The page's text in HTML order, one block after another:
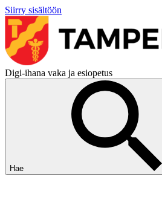
Siirry sisältöön
Digi-ihana vaka ja esiopetus
Hae